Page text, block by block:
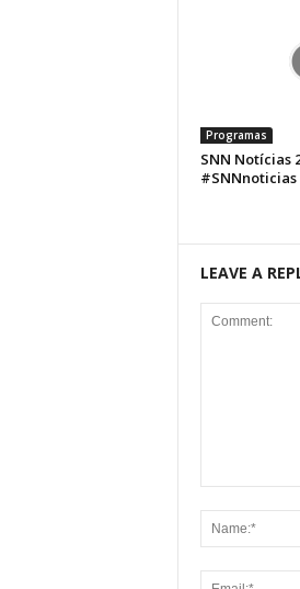
Programas
SNN Notícias
#SNNnoticias
LEAVE A